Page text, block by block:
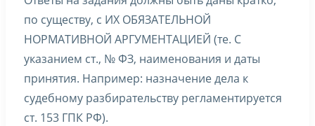
по существу, с ИХ ОБЯЗАТЕЛЬНОЙ
НОРМАТИВНОЙ АРГУМЕНТАЦИЕЙ (те. С
указанием ст., № ФЗ, наименования и даты
принятия. Например: назначение дела к
судебному разбирательству регламентируется
ст. 153 ГПК РФ).